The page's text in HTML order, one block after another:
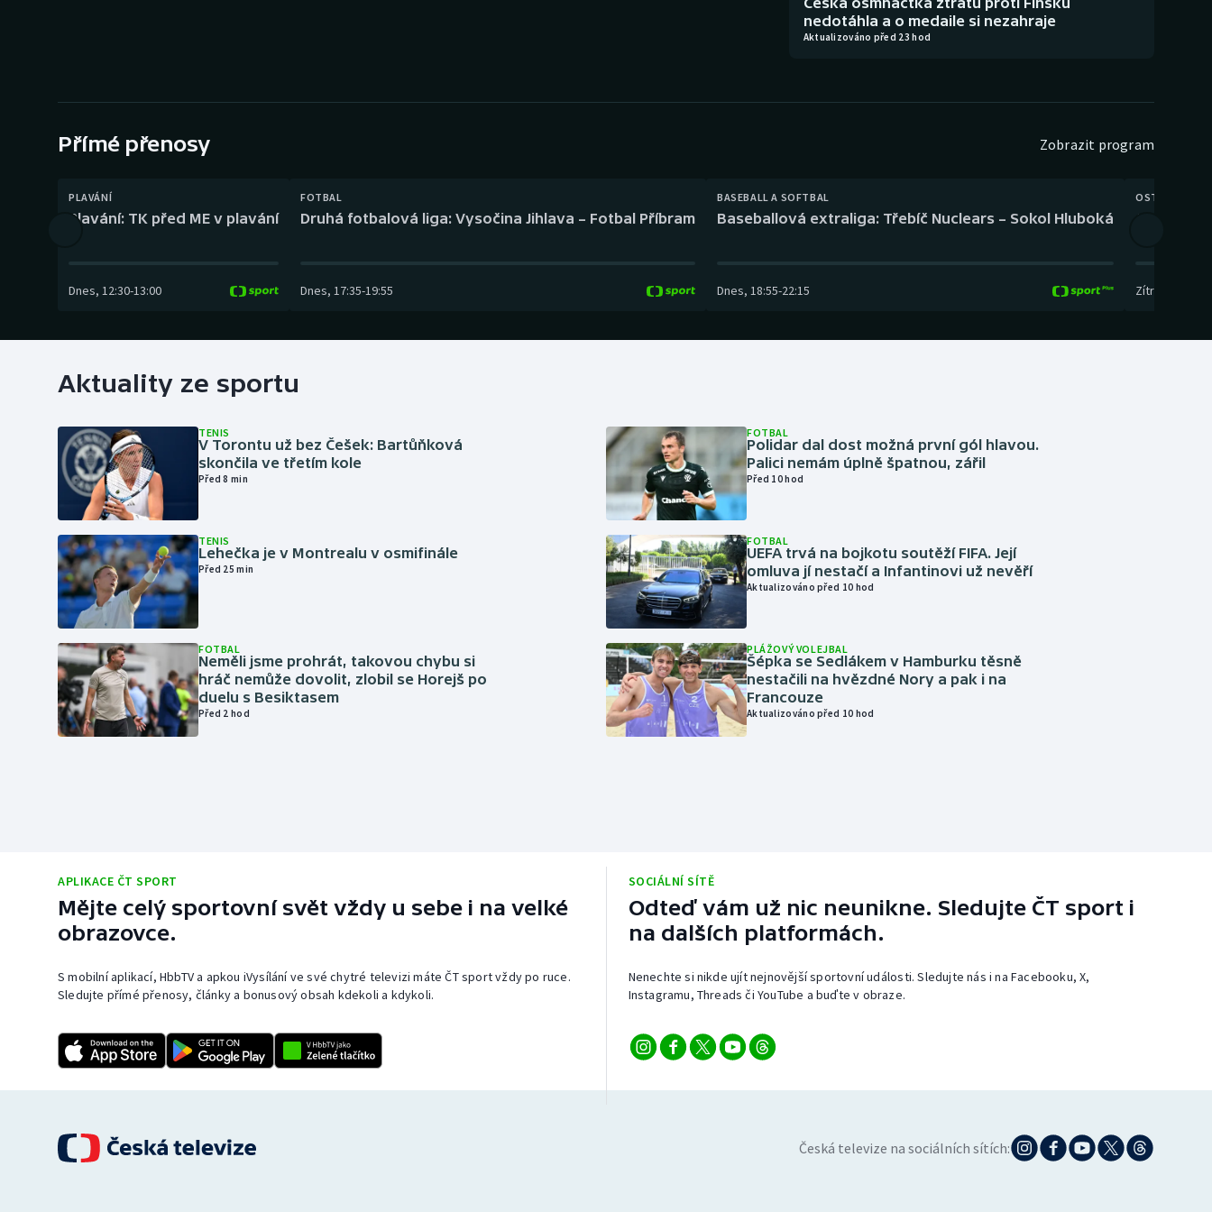
Gymnastika Plážový volejbal
nedotáhla a o medaile si nezahraje
Aktualizováno před 23 hod
Přímé přenosy Zobrazit program
PLAVÁNÍ
Plavání: TK před ME v plavání
Dnes, 12:30-13:00
FOTBAL
Druhá fotbalová liga: Vysočina Jihlava – Fotbal Příbram
Dnes, 17:35-19:55
BASEBALL A SOFTBAL
Baseballová extraliga: Třebíč Nuclears – Sokol Hluboká
Dnes, 18:55-22:15
OSTATNÍ
Zítra
Aktuality ze sportu
TENIS
V Torontu už bez Češek: Bartůňková
skončila ve třetím kole
Před 8 min
TENIS
Lehečka je v Montrealu v osmifinále
Před 25 min
FOTBAL
Neměli jsme prohrát, takovou chybu si
hráč nemůže dovolit, zlobil se Horejš po
duelu s Besiktasem
Před 2 hod
FOTBAL
Polidar dal dost možná první gól hlavou.
Palici nemám úplně špatnou, zářil
Před 10 hod
FOTBAL
UEFA trvá na bojkotu soutěží FIFA. Její
omluva jí nestačí a Infantinovi už nevěří
Aktualizováno před 10 hod
PLÁŽOVÝ VOLEJBAL
Šépka se Sedlákem v Hamburku těsně
nestačili na hvězdné Nory a pak i na
Francouze
Aktualizováno před 10 hod
APLIKACE ČT SPORT
Mějte celý sportovní svět vždy u sebe i na velké
obrazovce.
S mobilní aplikací, HbbTV a apkou iVysílání ve své chytré televizi máte ČT sport vždy po ruce.
Sledujte přímé přenosy, články a bonusový obsah kdekoli a kdykoli.
SOCIÁLNÍ SÍTĚ
Odteď vám už nic neunikne. Sledujte ČT sport i
na dalších platformách.
Nenechte si nikde ujít nejnovější sportovní události. Sledujte nás i na Facebooku, X,
Instagramu, Threads či YouTube a buďte v obraze.
Česká televize na sociálních sítích: